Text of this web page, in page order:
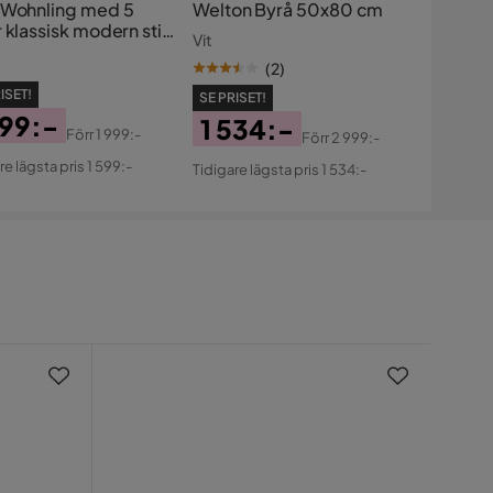
med 5
klassisk modern stil
Förr1 999:-
lägsta pris 1 599:-
Welton Byrå 50x80 cm
Vit
(2)
SE PRISET!
Pris
1 534:-
Original
Förr2 999:-
Tidigare lägsta pris 1 534:-